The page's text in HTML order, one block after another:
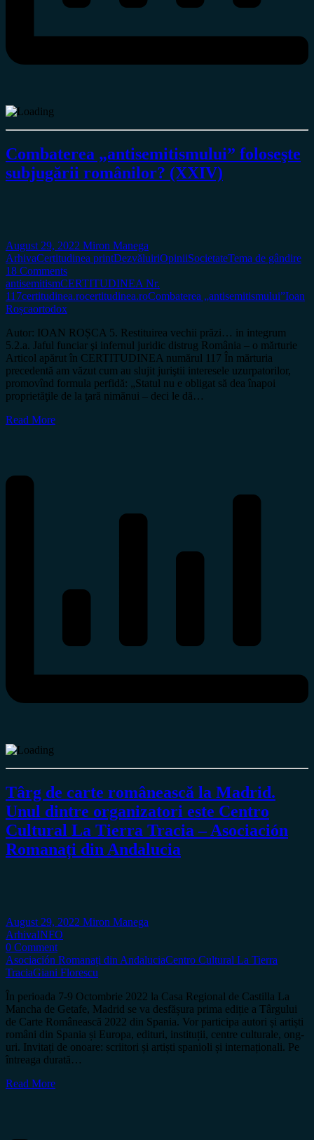
Combaterea „antisemitismului” foloseşte
subjugării românilor? (XXIV)
August 29, 2022 Miron Manega
ArhivaCertitudinea printDezvăluiriOpiniiSocietateTema de gândire
18 Comments
antisemitismCERTITUDINEA Nr.
117certitudinea.rocertitudinea.roCombaterea „antisemitismului”Ioan
Roșcaortodox
Autor: IOAN ROȘCA 5. Restituirea vechii prăzi… in integrum
5.2.a. Jaful funciar şi infernul juridic distrug România – o mărturie
Articol apărut în CERTITUDINEA numărul 117 În mărturia
precedentă am văzut cum au slujit juriştii interesele uzurpatorilor,
promovînd formula perfidă: „Statul nu e obligat să dea înapoi
proprietăţile de la ţară nimănui – deci le dă…
Read More
Târg de carte românească la Madrid.
Unul dintre organizatori este Centro
Cultural La Tierra Tracia – Asociación
Romanați din Andalucia
August 29, 2022 Miron Manega
ArhivaINFO
0 Comment
Asociación Romanați din AndaluciaCentro Cultural La Tierra
TraciaGiani Florescu
În perioada 7-9 Octombrie 2022 la Casa Regional de Castilla La
Mancha de Getafe, Madrid se va desfășura prima ediție a Târgului
de Carte Românească 2022 din Spania. Vor participa autori și artiști
români din Spania și Europa, edituri, instituții, centre culturale, ong-
uri. Invitați de onoare: scriitori și artiști spanioli și internaționali. Pe
întreaga durată…
Read More